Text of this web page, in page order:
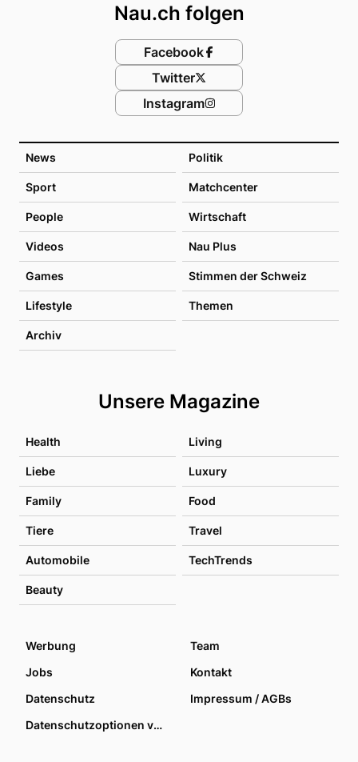
News Politik
Sport Matchcenter
People Wirtschaft
Videos Nau Plus
Games Stimmen der Schweiz
Lifestyle Themen
Archiv
Unsere Magazine
Health Living
Liebe Luxury
Family Food
Tiere Travel
Automobile TechTrends
Beauty
Nau.ch folgen
Facebook
Twitter
Instagram
Werbung
Team
Jobs
Kontakt
Datenschutz
Impressum / AGBs
Datenschutzoptionen verwalten